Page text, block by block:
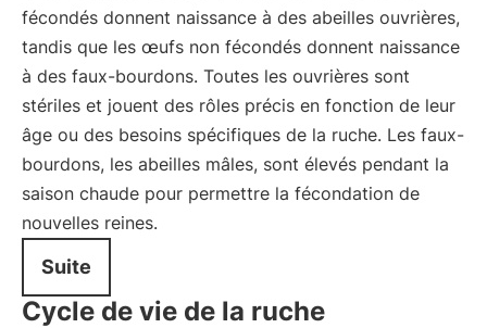
fécondés donnent naissance à des abeilles ouvrières,
tandis que les œufs non fécondés donnent naissance
à des faux-bourdons. Toutes les ouvrières sont
stériles et jouent des rôles précis en fonction de leur
âge ou des besoins spécifiques de la ruche. Les faux-
bourdons, les abeilles mâles, sont élevés pendant la
saison chaude pour permettre la fécondation de
nouvelles reines.
Suite
Cycle de vie de la ruche